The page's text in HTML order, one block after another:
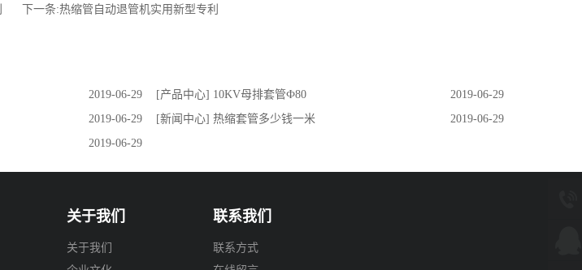
下一条:热缩管自动退管机实用新型专利
2019-06-29 [产品中心] 10KV母排套管Ф80
2019-06-29
2019-06-29 [新闻中心] 热缩套管多少钱一米
2019-06-29
2019-06-29
关于我们
关于我们
联系我们
联系方式